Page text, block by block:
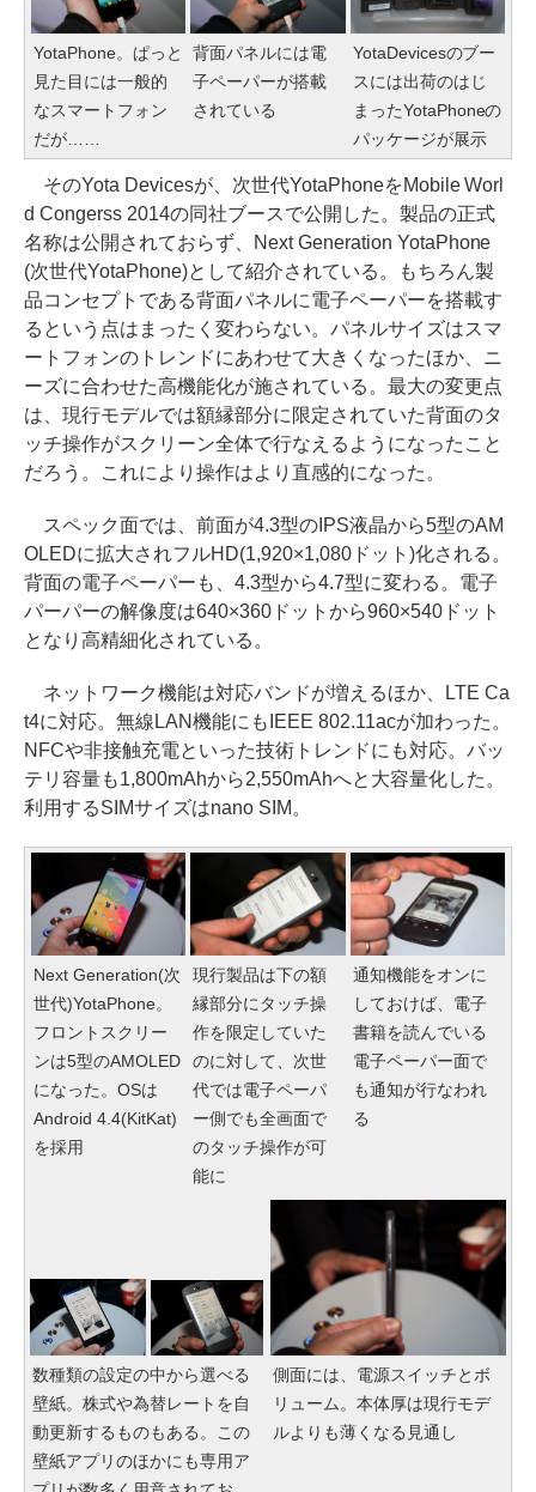
YotaPhone。ぱっと
見た目には一般的
なスマートフォン
だが……
背面パネルには電
子ペーパーが搭載
されている
YotaDevicesのブー
スには出荷のはじ
まったYotaPhoneの
パッケージが展示
そのYota Devicesが、次世代YotaPhoneをMobile Worl
d Congerss 2014の同社ブースで公開した。製品の正式
名称は公開されておらず、Next Generation YotaPhone
(次世代YotaPhone)として紹介されている。もちろん製
品コンセプトである背面パネルに電子ペーパーを搭載す
るという点はまったく変わらない。パネルサイズはスマ
ートフォンのトレンドにあわせて大きくなったほか、ニ
ーズに合わせた高機能化が施されている。最大の変更点
は、現行モデルでは額縁部分に限定されていた背面のタ
ッチ操作がスクリーン全体で行なえるようになったこと
だろう。これにより操作はより直感的になった。
スペック面では、前面が4.3型のIPS液晶から5型のAM
OLEDに拡大されフルHD(1,920×1,080ドット)化される。
背面の電子ペーパーも、4.3型から4.7型に変わる。電子
パーパーの解像度は640×360ドットから960×540ドット
となり高精細化されている。
ネットワーク機能は対応バンドが増えるほか、LTE Ca
t4に対応。無線LAN機能にもIEEE 802.11acが加わった。
NFCや非接触充電といった技術トレンドにも対応。バッ
テリ容量も1,800mAhから2,550mAhへと大容量化した。
利用するSIMサイズはnano SIM。
Next Generation(次
世代)YotaPhone。
フロントスクリー
ンは5型のAMOLED
になった。OSは
Android 4.4(KitKat)
を採用
現行製品は下の額
縁部分にタッチ操
作を限定していた
のに対して、次世
代では電子ペーパ
ー側でも全画面で
のタッチ操作が可
能に
通知機能をオンに
しておけば、電子
書籍を読んでいる
電子ペーパー面で
も通知が行なわれ
る
数種類の設定の中から選べる
壁紙。株式や為替レートを自
動更新するものもある。この
壁紙アプリのほかにも専用ア
側面には、電源スイッチとボ
リューム。本体厚は現行モデ
ルよりも薄くなる見通し